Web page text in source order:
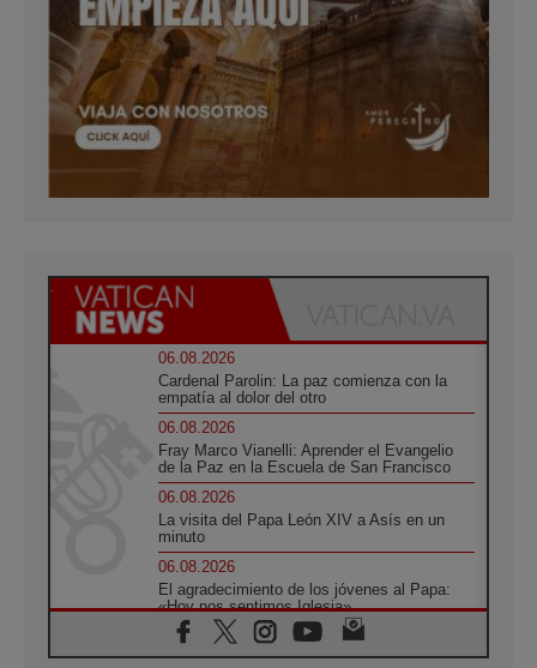
06.08.2026
Cardenal Parolin: La paz comienza con la
empatía al dolor del otro
06.08.2026
Fray Marco Vianelli: Aprender el Evangelio
de la Paz en la Escuela de San Francisco
06.08.2026
La visita del Papa León XIV a Asís en un
minuto
06.08.2026
El agradecimiento de los jóvenes al Papa:
«Hoy nos sentimos Iglesia»
06.08.2026
Líbano: Reanudan los coloquios en Roma en